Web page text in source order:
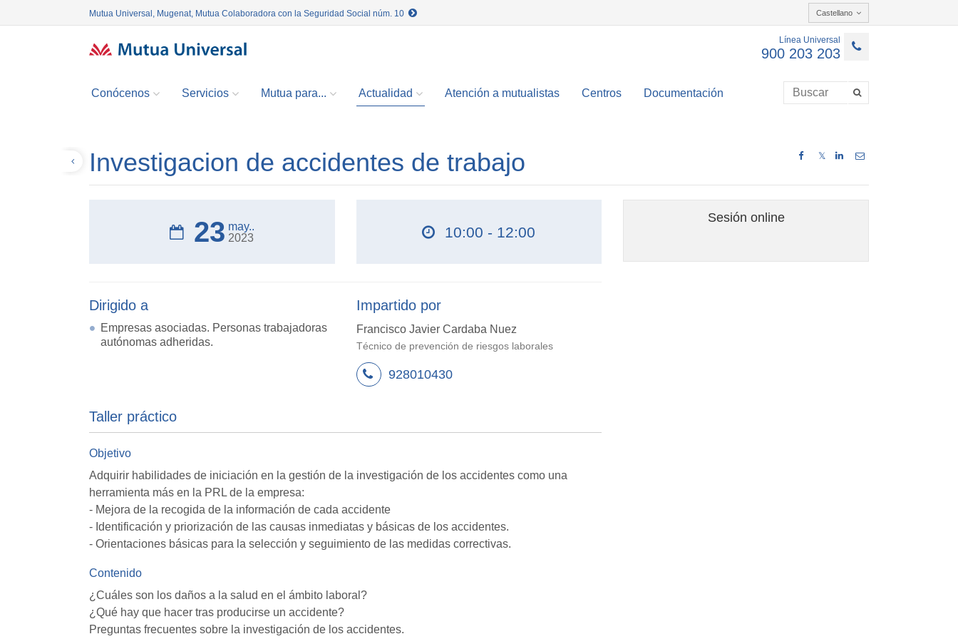
Mutua Universal, Mugenat, Mutua Colaboradora con la Seguridad Social núm. 10 Castellano
Línea Universal
900 203 203
Conócenos Servicios Mutua para... Actualidad Atención a mutualistas Centros Documentación
𝕏
Investigacion de accidentes de trabajo
23 may..
2023
10:00 - 12:00
Dirigido a
Empresas asociadas. Personas trabajadoras
autónomas adheridas.
Impartido por
Francisco Javier Cardaba Nuez
Técnico de prevención de riesgos laborales
928010430
Taller práctico
Objetivo
Adquirir habilidades de iniciación en la gestión de la investigación de los accidentes como una
herramienta más en la PRL de la empresa:
- Mejora de la recogida de la información de cada accidente
- Identificación y priorización de las causas inmediatas y básicas de los accidentes.
- Orientaciones básicas para la selección y seguimiento de las medidas correctivas.
Contenido
¿Cuáles son los daños a la salud en el ámbito laboral?
¿Qué hay que hacer tras producirse un accidente?
Preguntas frecuentes sobre la investigación de los accidentes.
Sesión online